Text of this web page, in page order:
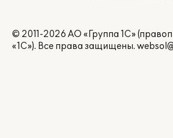
© 2011-2026 АО «Группа 1С»
«1С»). Все права защищены.